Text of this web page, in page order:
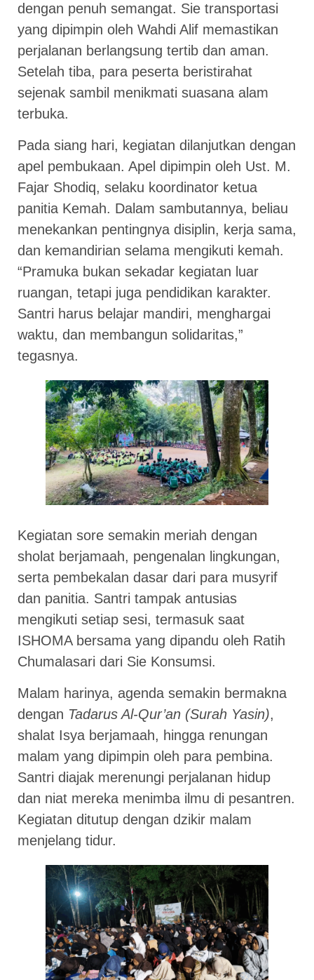
dengan penuh semangat. Sie transportasi
yang dipimpin oleh Wahdi Alif memastikan
perjalanan berlangsung tertib dan aman.
Setelah tiba, para peserta beristirahat
sejenak sambil menikmati suasana alam
terbuka.
Pada siang hari, kegiatan dilanjutkan dengan
apel pembukaan. Apel dipimpin oleh Ust. M.
Fajar Shodiq, selaku koordinator ketua
panitia Kemah. Dalam sambutannya, beliau
menekankan pentingnya disiplin, kerja sama,
dan kemandirian selama mengikuti kemah.
“Pramuka bukan sekadar kegiatan luar
ruangan, tetapi juga pendidikan karakter.
Santri harus belajar mandiri, menghargai
waktu, dan membangun solidaritas,”
tegasnya.
Kegiatan sore semakin meriah dengan
sholat berjamaah, pengenalan lingkungan,
serta pembekalan dasar dari para musyrif
dan panitia. Santri tampak antusias
mengikuti setiap sesi, termasuk saat
ISHOMA bersama yang dipandu oleh Ratih
Chumalasari dari Sie Konsumsi.
Malam harinya, agenda semakin bermakna
dengan Tadarus Al-Qur’an (Surah Yasin),
shalat Isya berjamaah, hingga renungan
malam yang dipimpin oleh para pembina.
Santri diajak merenungi perjalanan hidup
dan niat mereka menimba ilmu di pesantren.
Kegiatan ditutup dengan dzikir malam
menjelang tidur.